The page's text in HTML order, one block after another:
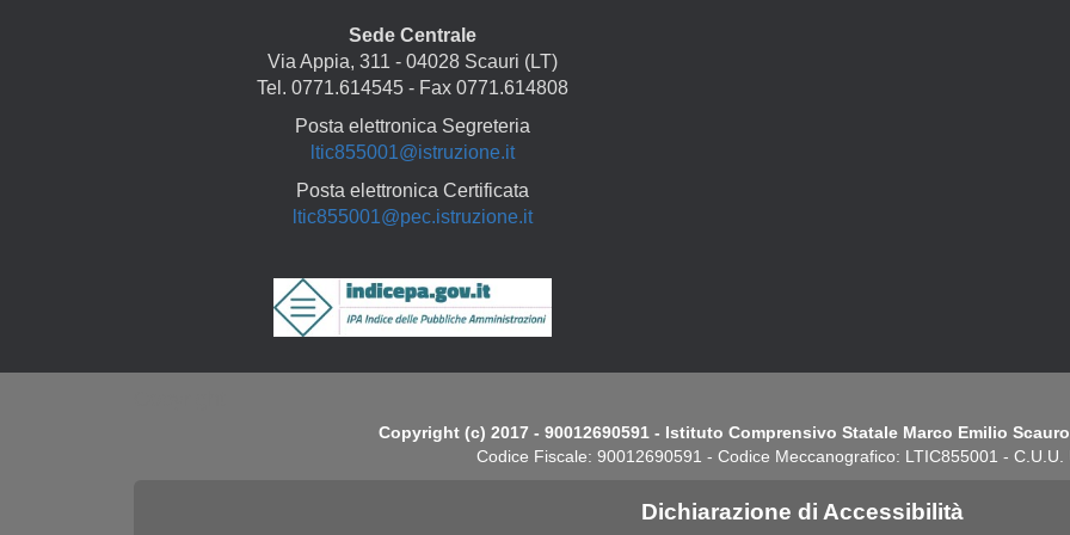
Sede Centrale
Via Appia, 311 - 04028 Scauri (LT)
Tel. 0771.614545 - Fax 0771.614808
Posta elettronica Segreteria
ltic855001@istruzione.it
Posta elettronica Certificata
ltic855001@pec.istruzione.it
Copyright (c) 2017 - 90012690591 - Istituto Comprensivo Statale Marco Emilio
Codice Fiscale: 90012690591 - Codice Meccanografico: LTIC855001 - C.U.U.
Dichiarazione di Accessibilità